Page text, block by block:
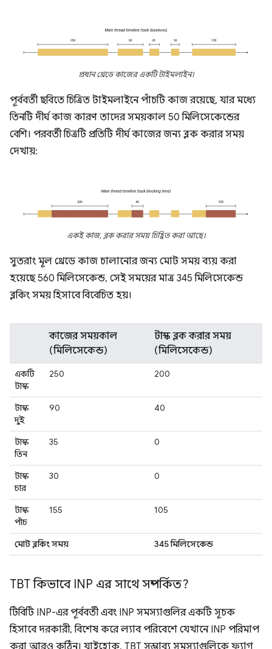
প্রধান থ্রেডে কাজের একটি টাইমলাইন।
পূর্ববর্তী ছবিতে চিত্রিত টাইমলাইনে পাঁচটি কাজ রয়েছে, যার মধ্যে
তিনটি দীর্ঘ কাজ কারণ তাদের সময়কাল 50 মিলিসেকেন্ডের
বেশি। পরবর্তী চিত্রটি প্রতিটি দীর্ঘ কাজের জন্য ব্লক করার সময়
দেখায়:
একই কাজ, ব্লক করার সময় চিহ্নিত করা আছে।
সুতরাং মূল থ্রেডে কাজ চালানোর জন্য মোট সময় ব্যয় করা
হয়েছে 560 মিলিসেকেন্ড, সেই সময়ের মাত্র 345 মিলিসেকেন্ড
ব্লকিং সময় হিসাবে বিবেচিত হয়।
কাজের সময়কাল
(মিলিসেকেন্ড)
টাস্ক ব্লক করার সময়
(মিলিসেকেন্ড)
একটি
টাস্ক
250 200
টাস্ক
দুই
90 40
টাস্ক
তিন
35 0
টাস্ক
চার
30 0
টাস্ক
পাঁচ
155 105
মোট ব্লকিং সময় 345 মিলিসেকেন্ড
TBT কিভাবে INP এর সাথে সম্পর্কিত?
টিবিটি INP-এর পূর্ববর্তী এবং INP সমস্যাগুলির একটি সূচক
হিসাবে দরকারী, বিশেষ করে ল্যাব পরিবেশে যেখানে INP পরিমাপ
করা আরও কঠিন। যাইহোক, TBT সম্ভাব্য সমস্যাগুলিকে ফ্ল্যাগ